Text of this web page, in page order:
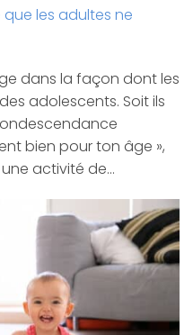
que les adultes ne
dans la façon dont les
adolescents. Soit ils
bien pour ton âge »,
activité de…